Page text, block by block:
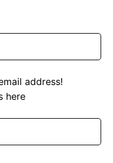
address!
here